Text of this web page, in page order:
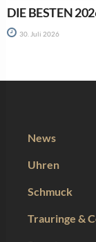
DIE BESTEN
30. Juli 2026
News
Uhren
Schmuck
Trauringe &